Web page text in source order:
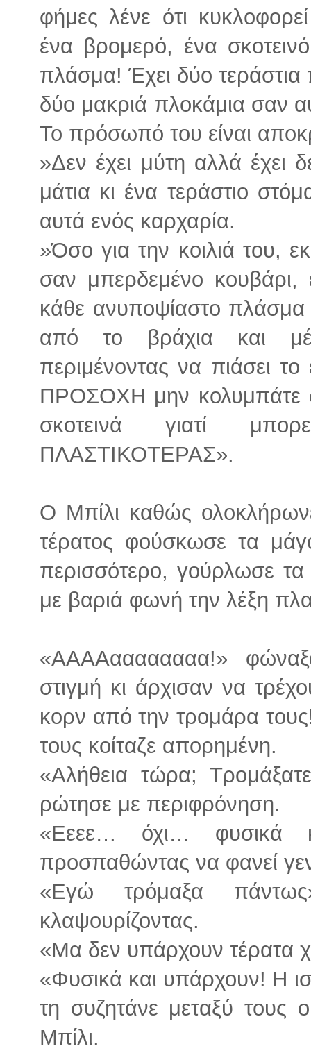
φήμες λένε ότι
ένα βρομερό, ένα
πλάσμα! Έχει δύο τεράστια
δύο μακριά πλοκάμια σαν
Το πρόσωπό του είναι
»Δεν έχει μύτη αλλά έχει
μάτια κι ένα τεράστιο
αυτά ενός καρχαρία.
»Όσο για την κοιλιά του,
σαν μπερδεμένο κουβάρι,
κάθε ανυποψίαστο
από το βράχια και
περιμένοντας να πιάσει
ΠΡΟΣΟΧΗ μην κολυμπάτε
σκοτεινά γιατί
ΠΛΑΣΤΙΚΟΤΕΡΑΣ».
Ο Μπίλι καθώς
τέρατος φούσκωσε τα
περισσότερο, γούρλωσε
με βαριά φωνή την λέξη
«ΑΑΑΑαααααααα!»
στιγμή κι άρχισαν να
κορν από την τρομάρα
τους κοίταζε απορημένη.
«Αλήθεια τώρα;
ρώτησε με περιφρόνηση.
«Εεεε… όχι… φυσικά
προσπαθώντας να φανεί
«Εγώ τρόμαξα
κλαψουρίζοντας.
«Μα δεν υπάρχουν τέρατα
«Φυσικά και υπάρχουν! Η
τη συζητάνε μεταξύ τους
Μπίλι.